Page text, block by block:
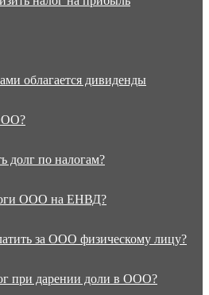
облагается дивиденды
долг по налогам?
ООО на ЕНВД?
за ООО физическому лицу?
при дарении доли в ООО?